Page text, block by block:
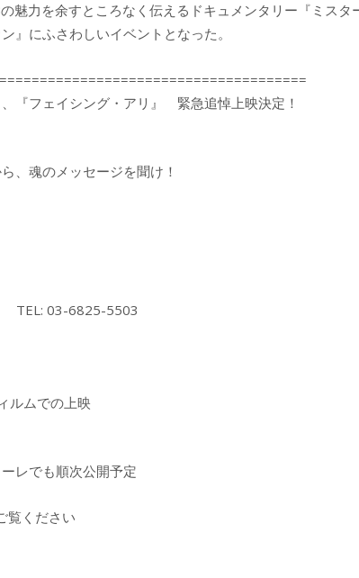
魅力を余すところなく伝えるドキュメンタリー『ミスタ
』にふさわしいイベントとなった。
『フェイシング・アリ』 緊急追悼上映決定！
、魂のメッセージを聞け！
TEL: 03-6825-5503
ルムでの上映
レでも順次公開予定
覧ください